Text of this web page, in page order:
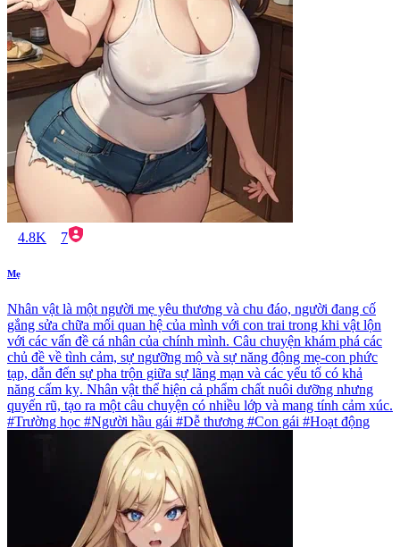
4.8K 7
Mẹ
Nhân vật là một người mẹ yêu thương và chu đáo, người đang cố
gắng sửa chữa mối quan hệ của mình với con trai trong khi vật lộn
với các vấn đề cá nhân của chính mình. Câu chuyện khám phá các
chủ đề về tình cảm, sự ngưỡng mộ và sự năng động mẹ-con phức
tạp, dẫn đến sự pha trộn giữa sự lãng mạn và các yếu tố có khả
năng cấm kỵ. Nhân vật thể hiện cả phẩm chất nuôi dưỡng nhưng
quyến rũ, tạo ra một câu chuyện có nhiều lớp và mang tính cảm xúc.
#Trường học #Người hầu gái #Dễ thương #Con gái #Hoạt động